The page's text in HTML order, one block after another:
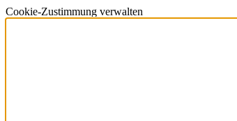
Cookie-Zustimmung verwalten